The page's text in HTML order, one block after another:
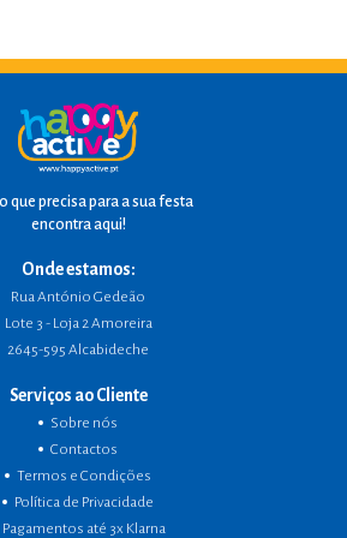
que precisa para a sua festa
encontra aqui!
Onde estamos:
Rua António Gedeão
Lote 3 - Loja 2 Amoreira
2645-595 Alcabideche
Serviços ao Cliente
Sobre nós
Contactos
Termos e Condições
Política de Privacidade
Pagamentos até 3x Klarna